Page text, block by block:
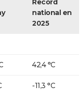
Record
national en
2025
42,4 °C
-11,3 °C